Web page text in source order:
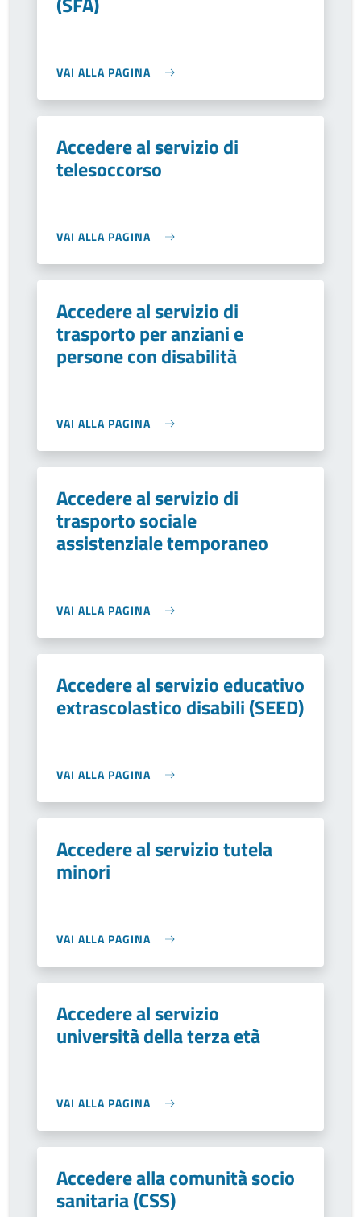
VAI ALLA PAGINA
Accedere al servizio di
telesoccorso
VAI ALLA PAGINA
Accedere al servizio di
trasporto per anziani e
persone con disabilità
VAI ALLA PAGINA
Accedere al servizio di
trasporto sociale
assistenziale temporaneo
VAI ALLA PAGINA
Accedere al servizio educativo
extrascolastico disabili (SEED)
VAI ALLA PAGINA
Accedere al servizio tutela
minori
VAI ALLA PAGINA
Accedere al servizio
università della terza età
VAI ALLA PAGINA
Accedere alla comunità socio
sanitaria (CSS)